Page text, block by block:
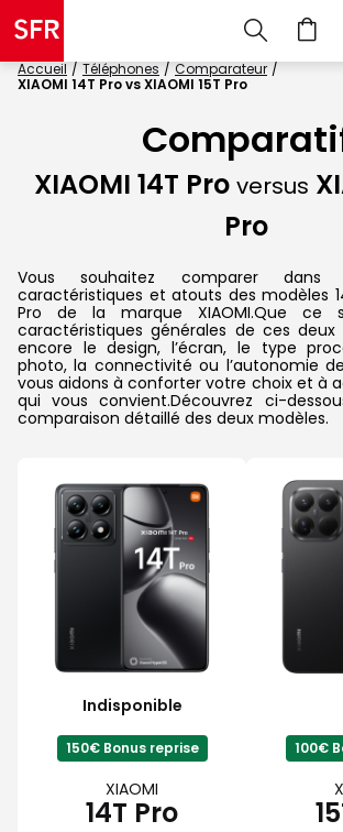
Accueil Téléphones
Comparateur
XIAOMI 14T Pro vs XIAOMI 15T Pro
XIAOMI 14T Pro versus
Pro
Vous souhaitez comparer
caractéristiques et atouts des modèles
Pro de la marque XIAOMI.Que ce
caractéristiques générales de ces
encore le design, l’écran, le type
photo, la connectivité ou l’autonomie
vous aidons à conforter votre choix et à
qui vous convient.Découvrez ci-
comparaison détaillé des deux modèles.
Indisponible
150€ Bonus reprise
XIAOMI
14T Pro
100€